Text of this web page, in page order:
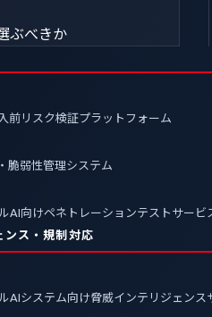
ぶべきか
前リスク検証プラットフォーム
脆弱性管理システム
AI向けペネトレーションテストサービ
ンス・規制対応
AIシステム向け脅威インテリジェンス
システム「xCarbon」が
（ソフトウェア・デファ
減、市場投入期間の短縮